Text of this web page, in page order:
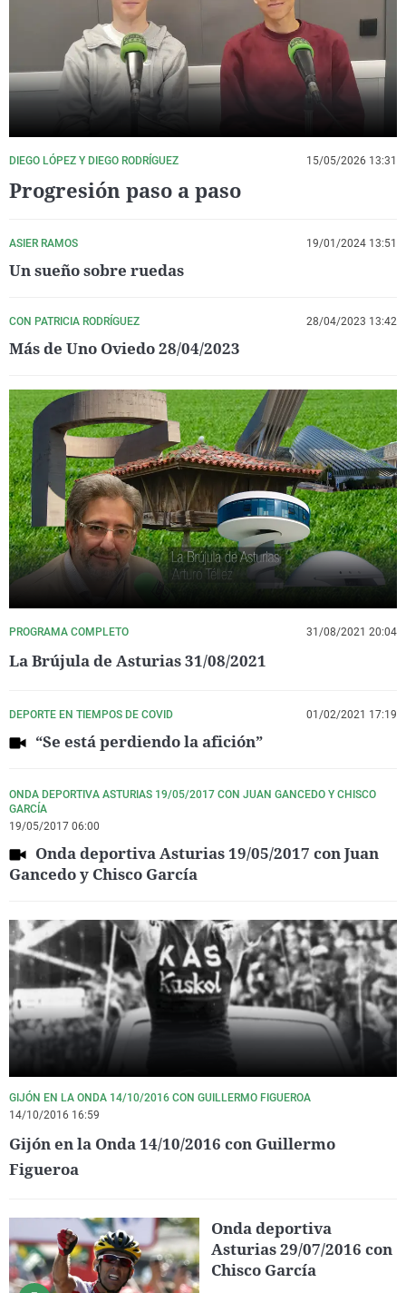
La rosa de los vientos
Gente viajera
Como el perro y el
Caso
Retornados
Equipo de
Operación Viuda
Extremadura
Galicia
La Rioja
País Vasco
Virales
Televisión
Elecciones
DIEGO LÓPEZ Y DIEGO RODRÍGUEZ 15/05/2026 13:31
Progresión paso a paso
ASIER RAMOS 19/01/2024 13:51
Un sueño sobre ruedas
CON PATRICIA RODRÍGUEZ 28/04/2023 13:42
Más de Uno Oviedo 28/04/2023
PROGRAMA COMPLETO 31/08/2021 20:04
La Brújula de Asturias 31/08/2021
DEPORTE EN TIEMPOS DE COVID 01/02/2021 17:19
“Se está perdiendo la afición”
ONDA DEPORTIVA ASTURIAS 19/05/2017 CON JUAN GANCEDO Y CHISCO
GARCÍA
19/05/2017 06:00
Onda deportiva Asturias 19/05/2017 con Juan
Gancedo y Chisco García
GIJÓN EN LA ONDA 14/10/2016 CON GUILLERMO FIGUEROA
14/10/2016 16:59
Gijón en la Onda 14/10/2016 con Guillermo
Figueroa
Onda deportiva
Asturias 29/07/2016 con
Chisco García